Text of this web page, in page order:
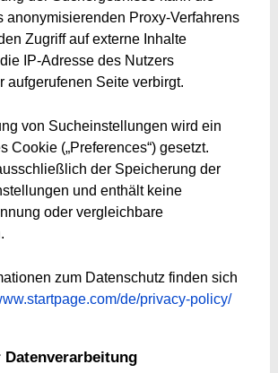
anonymisierenden Proxy-Verfahrens
Zugriff auf externe Inhalte
IP-Adresse des Nutzers
aufgerufenen Seite verbirgt.
von Sucheinstellungen wird ein
Cookie („Preferences“) gesetzt.
der Speicherung der
und enthält keine
oder vergleichbare
zum Datenschutz finden sich
de/privacy-policy/
Datenverarbeitung